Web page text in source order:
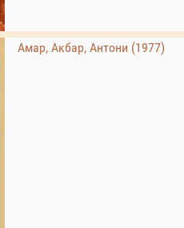
Амар, Акбар, Антони (1977)